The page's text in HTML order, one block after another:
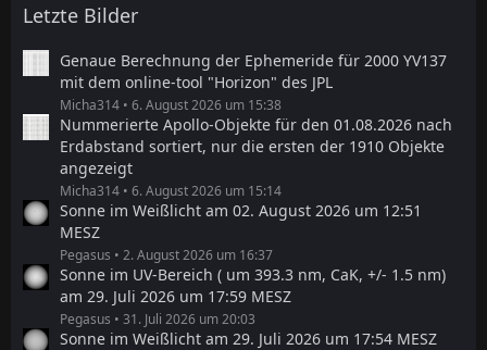
Letzte Bilder
Genaue Berechnung der Ephemeride für 2000 YV137
mit dem online-tool "Horizon" des JPL
Micha314 6. August 2026 um 15:38
Nummerierte Apollo-Objekte für den 01.08.2026 nach
Erdabstand sortiert, nur die ersten der 1910 Objekte
angezeigt
Micha314 6. August 2026 um 15:14
Sonne im Weißlicht am 02. August 2026 um 12:51
MESZ
Pegasus 2. August 2026 um 16:37
Sonne im UV-Bereich ( um 393.3 nm, CaK, +/- 1.5 nm)
am 29. Juli 2026 um 17:59 MESZ
Pegasus 31. Juli 2026 um 20:03
Sonne im Weißlicht am 29. Juli 2026 um 17:54 MESZ